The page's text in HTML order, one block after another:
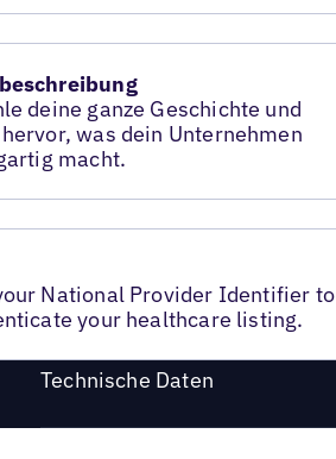
deine ganze Geschichte und
was dein Unternehmen
macht.
National Provider Identifier to
your healthcare listing.
Technische Daten